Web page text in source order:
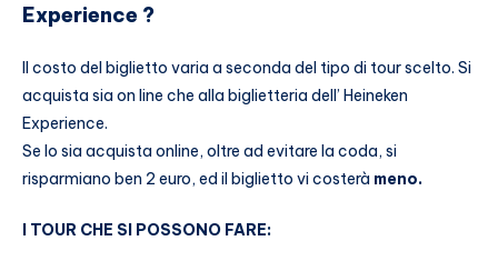
Experience ?
Il costo del biglietto varia a seconda del tipo di tour scelto. Si
acquista sia on line che alla biglietteria dell’ Heineken
Experience.
Se lo sia acquista online, oltre ad evitare la coda, si
risparmiano ben 2 euro, ed il biglietto vi costerà meno.
I TOUR CHE SI POSSONO FARE: